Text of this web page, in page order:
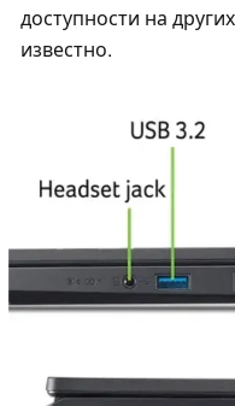
доступности на
известно.